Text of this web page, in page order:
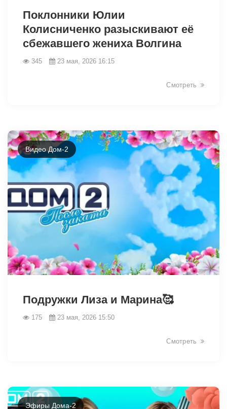
Поклонники Юлии
Колисниченко разыскивают её
сбежавшего жениха Волгина
345 23 мая, 2026 16:15
Смотреть
Видео Дом-2
Подружки Лиза и Марина🥰
175 23 мая, 2026 15:50
Смотреть
Эфиры Дома-2